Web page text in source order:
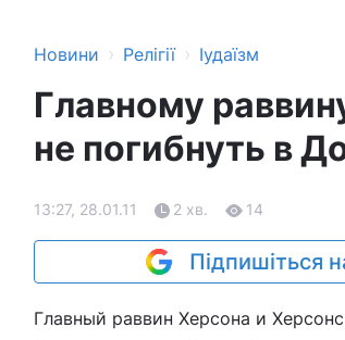
Новини › Релігії › Іудаїзм
Главному
не погибнуть в
13:27, 28.01.11 2 хв. 14
Підпишіться
Главный раввин Херсона и